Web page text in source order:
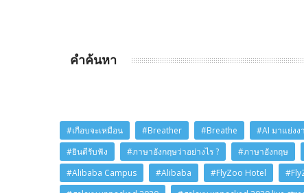
คำค้นหา
#เกือบจะเหมือน #Breather #Breathe #AI มาแย่งง
#ยินดีรับฟัง
#ภาษาอังกฤษว่าอย่างไร ? #ภาษาอังกฤษ
#Alibaba Campus
#Alibaba #FlyZoo Hotel